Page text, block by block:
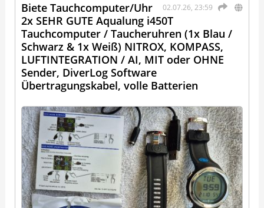
02.07.26, 23:59
Biete Tauchcomputer/Uhr
2x SEHR GUTE Aqualung i450T
Tauchcomputer / Taucheruhren (1x Blau /
Schwarz & 1x Weiß) NITROX, KOMPASS,
LUFTINTEGRATION / AI, MIT oder OHNE
Sender, DiverLog Software
Übertragungskabel, volle Batterien